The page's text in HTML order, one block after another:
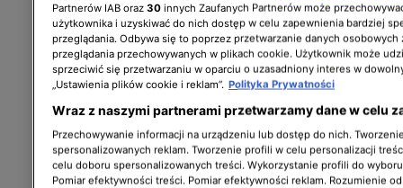
Partnerów IAB oraz 30 innych Zaufanych Partnerów może
użytkownika i uzyskiwać do nich dostęp w celu zapewnienia bardziej
przeglądania. Odbywa się to poprzez przetwarzanie danych osobowych
przeglądania przechowywanych w plikach cookie. Użytkownik może
sprzeciwić się przetwarzaniu w oparciu o uzasadniony interes w
„Ustawienia plików cookie i reklam”. Polityka Prywatności
Wraz z naszymi partnerami przetwarzamy dane w celu
Przechowywanie informacji na urządzeniu lub dostęp do nich.
spersonalizowanych reklam. Tworzenie profili w celu personalizacji
celu doboru spersonalizowanych treści. Wykorzystanie profili do
Pomiar efektywności treści. Pomiar efektywności reklam. Rozumienie